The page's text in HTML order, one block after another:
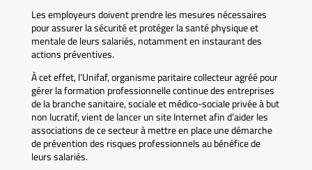
Les employeurs doivent prendre les mesures nécessaires
pour assurer la sécurité et protéger la santé physique et
mentale de leurs salariés, notamment en instaurant des
actions préventives.
À cet effet, l’Unifaf, organisme paritaire collecteur agréé pour
gérer la formation professionnelle continue des entreprises
de la branche sanitaire, sociale et médico-sociale privée à but
non lucratif, vient de lancer un site Internet afin d’aider les
associations de ce secteur à mettre en place une démarche
de prévention des risques professionnels au bénéfice de
leurs salariés.